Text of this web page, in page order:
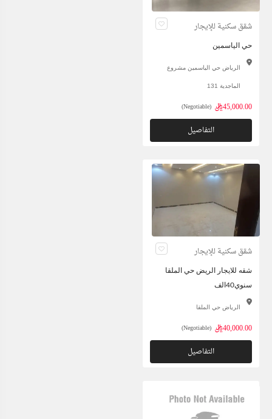
شقق سكنية للإيجار
حي الياسمين
الرياض حي الياسمين مشروع
الماجدية 131
45,000.00ريال (Negotiable)
التفاصيل
شقق سكنية للإيجار
شقه للايجار الريض حي الملقا
سنوي40الف
الرياض حي الملقا
40,000.00ريال (Negotiable)
التفاصيل